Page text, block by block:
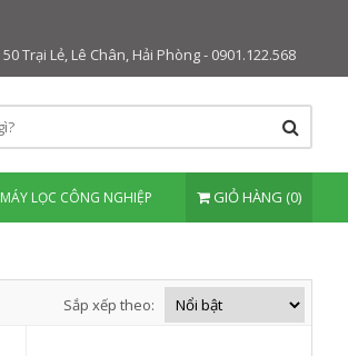
50 Trại Lẻ, Lê Chân, Hải Phòng - 0901.122.568
MÁY LỌC CÔNG NGHIỆP GIỎ HÀNG (0)
Sắp xếp theo: